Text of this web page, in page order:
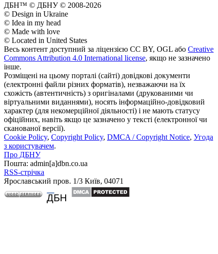
ДБН™ © ДБНУ © 2008-2026
© Design in Ukraine
© Idea in my head
© Made with love
© Located in United States
Весь контент доступний за ліцензією CC BY, OGL або Creative
Commons Attribution 4.0 International license, якщо не зазначено
інше.
Розміщені на цьому порталі (сайті) довідкові документи
(електронні файли різних форматів), незважаючи на їх
схожість (автентичність) з оригіналами (друкованими чи
віртуальними виданнями), носять інформаційно-довідковий
характер (для некомерційної діяльності) і не мають статусу
офіційних, навіть якщо це зазначено у тексті (електронної чи
сканованої версії).
Cookie Policy, Copyright Policy, DMCA / Copyright Notice, Угода
з користувачем.
Про ДБНУ
Пошта: admin[а]dbn.co.ua
RSS-стрічка
Ярославський пров. 1/3 Київ, 04071